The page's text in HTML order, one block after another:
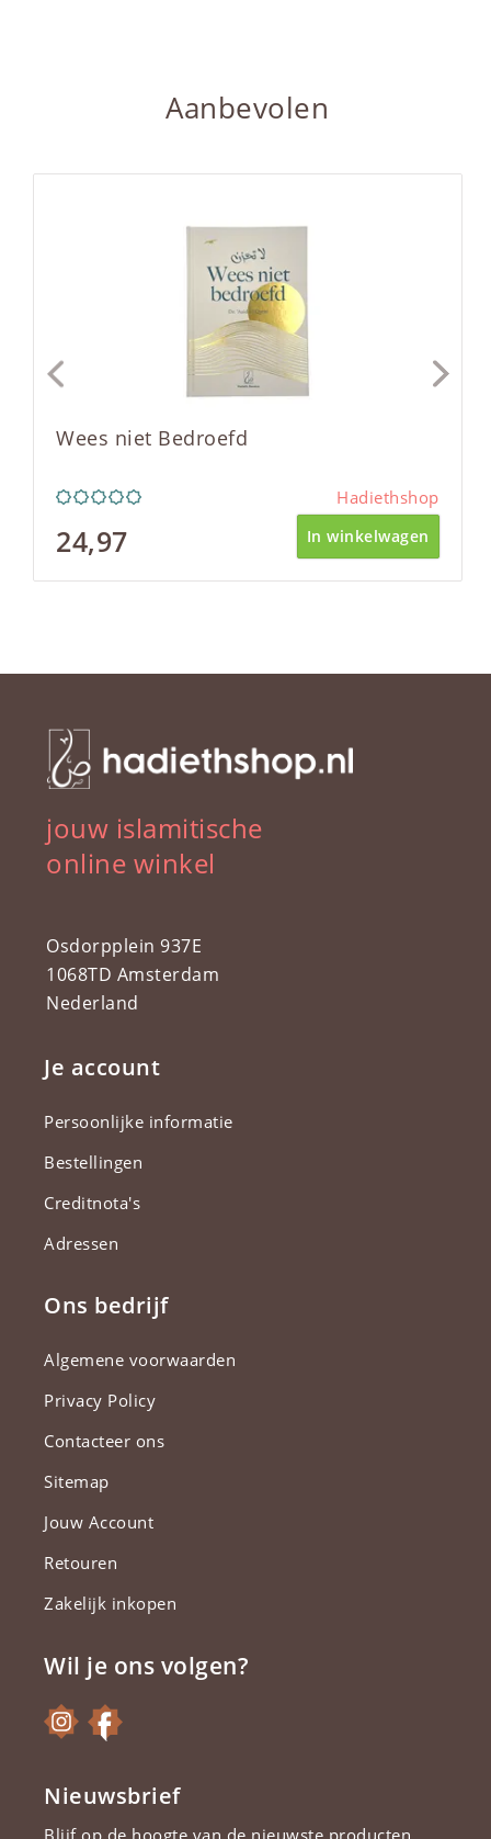
Aanbevolen
Wees niet Bedroefd
Hadiethshop
24,97 In winkelwagen
jouw islamitische
online winkel
Osdorpplein 937E
1068TD Amsterdam
Nederland
Je account
Persoonlijke informatie
Bestellingen
Creditnota's
Adressen
Ons bedrijf
Algemene voorwaarden
Privacy Policy
Contacteer ons
Sitemap
Jouw Account
Retouren
Zakelijk inkopen
Wil je ons volgen?
Nieuwsbrief